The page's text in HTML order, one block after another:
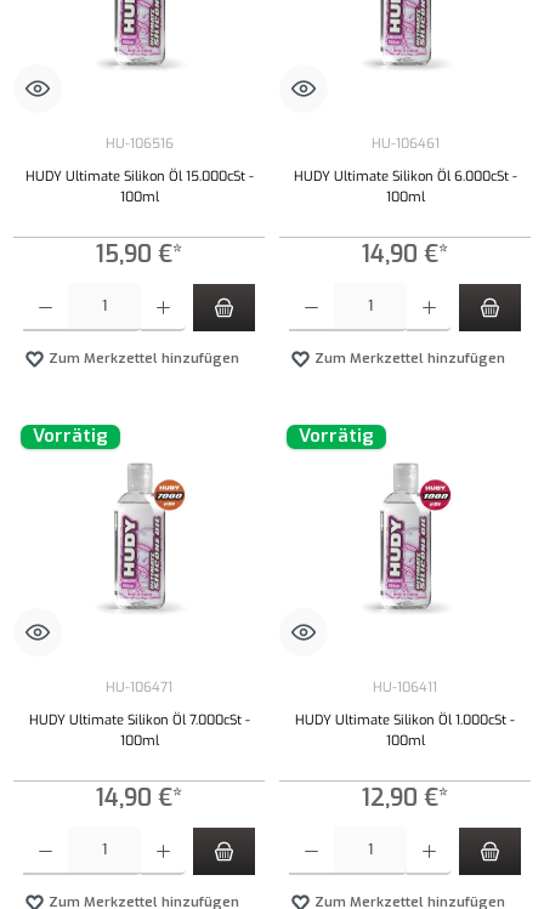
HU-106516
HUDY Ultimate Silikon Öl 15.000cSt -
100ml
15,90 €*
Zum Merkzettel hinzufügen
HU-106461
HUDY Ultimate Silikon Öl 6.000cSt -
100ml
14,90 €*
Zum Merkzettel hinzufügen
Vorrätig
HU-106471
HUDY Ultimate Silikon Öl 7.000cSt -
100ml
14,90 €*
Zum Merkzettel hinzufügen
Vorrätig
HU-106411
HUDY Ultimate Silikon Öl 1.000cSt -
100ml
12,90 €*
Zum Merkzettel hinzufügen